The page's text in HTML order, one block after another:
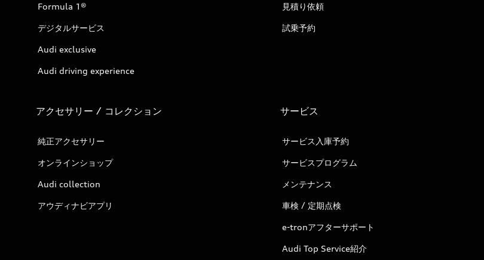
Formula 1®
デジタルサービス
Audi exclusive
Audi driving experience
見積り依頼
試乗予約
アクセサリー / コレクション
純正アクセサリー
オンラインショップ
Audi collection
アウディナビアプリ
サービス
サービス入庫予約
サービスプログラム
メンテナンス
車検 / 定期点検
e-tronアフターサポート
Audi Top Service紹介